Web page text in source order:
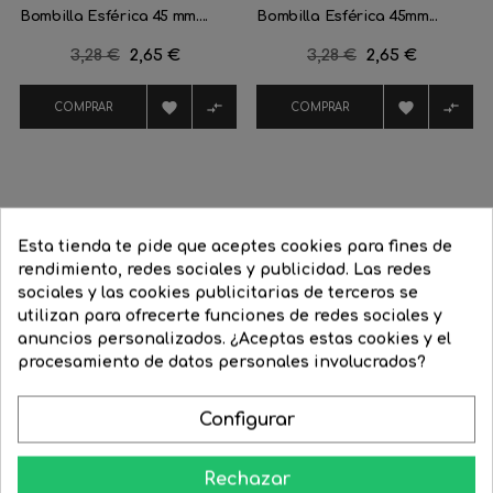
Bombilla Esférica 45 mm....
Precio
3,28 € Precio
2,65 €
COMPRAR  
Bombilla Esférica 45mm...
Precio
3,28 € Precio
2,65 €
COMPRAR  
16 Productos De La Misma Categoría:
-20% -30%
Esta tienda te pide que aceptes cookies para fines de
rendimiento, redes sociales y publicidad. Las redes
sociales y las cookies publicitarias de terceros se
utilizan para ofrecerte funciones de redes sociales y
anuncios personalizados. ¿Aceptas estas cookies y el
procesamiento de datos personales involucrados?
Configurar
Rechazar